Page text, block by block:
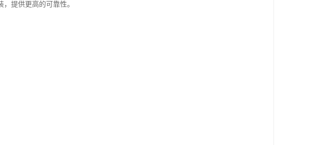
提供更高的可靠性。